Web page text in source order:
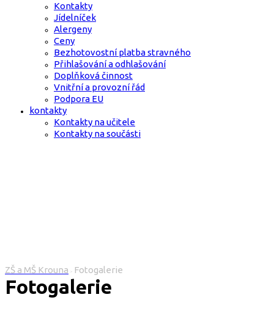
Kontakty
Jídelníček
Alergeny
Ceny
Bezhotovostní platba stravného
Přihlašování a odhlašování
Doplňková činnost
Vnitřní a provozní řád
Podpora EU
kontakty
Kontakty na učitele
Kontakty na součásti
ZŠ a MŠ Krouna > Fotogalerie
Fotogalerie